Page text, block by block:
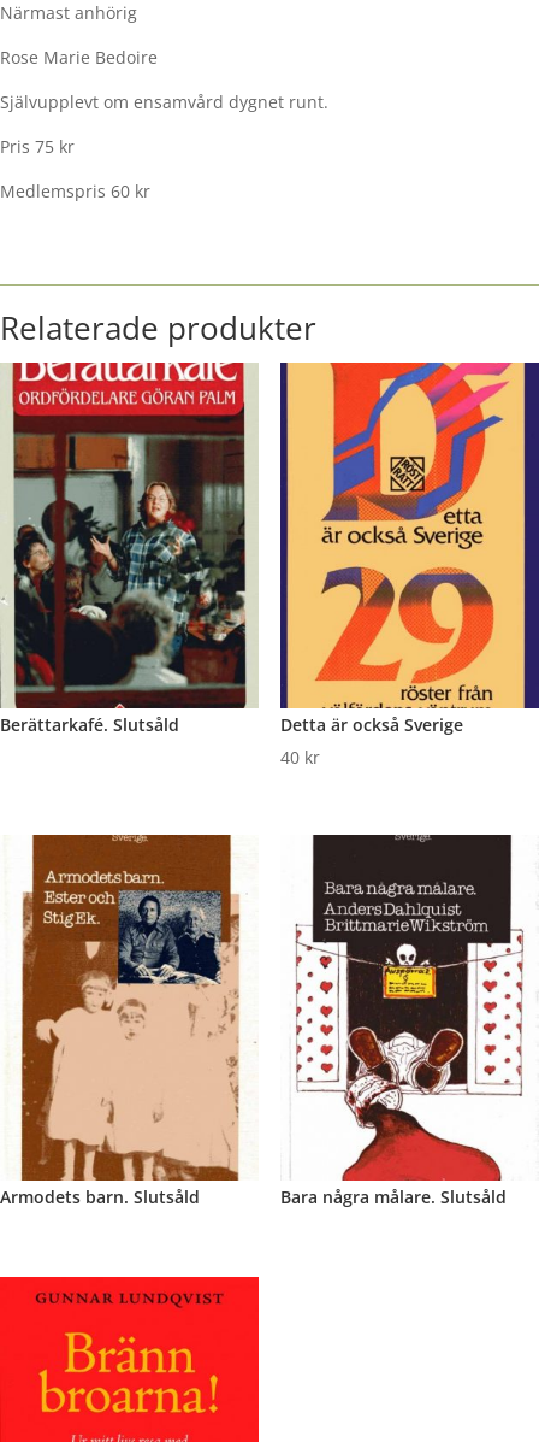
Närmast anhörig
Rose Marie Bedoire
Självupplevt om ensamvård dygnet runt.
Pris 75 kr
Medlemspris 60 kr
Relaterade produkter
Berättarkafé. Slutsåld
Detta är också Sverige
40 kr
Armodets barn. Slutsåld Bara några målare. Slutsåld